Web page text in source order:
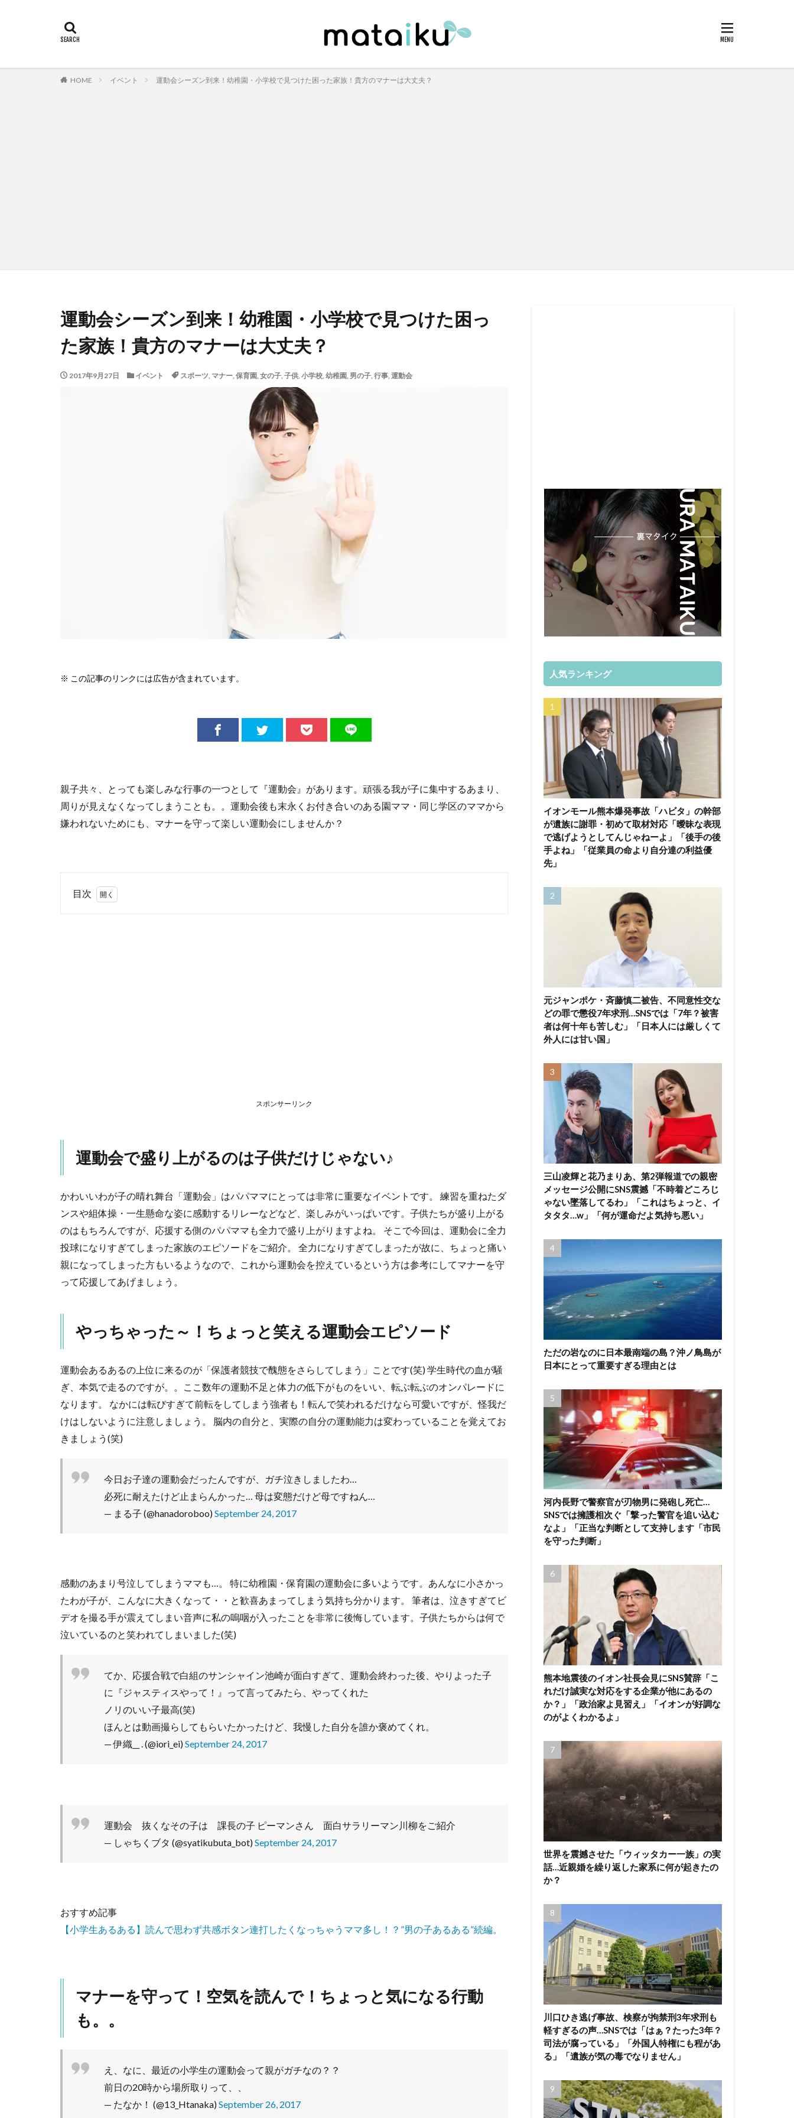
HOME イベント 運動会シーズン到来！幼稚園・小学校で見つけた困った家族！貴方のマナーは大丈夫？
運動会シーズン到来！幼稚園・小学校で見つけた困っ
た家族！貴方のマナーは大丈夫？
2017年9月27日 イベント スポーツ, マナー, 保育園, 女の子, 子供, 小学校, 幼稚園, 男の子, 行事, 運動会
※ この記事のリンクには広告が含まれています。
親子共々、とっても楽しみな行事の一つとして『運動会』があります。頑張る我が子に集中するあまり、
周りが見えなくなってしまうことも。。運動会後も末永くお付き合いのある園ママ・同じ学区のママから
嫌われないためにも、マナーを守って楽しい運動会にしませんか？
目次
2
ちゃ
～！
ちょ
っと
る運
動会
マ
守っ
て！空
気を読
んで！
と気に
なる行
4
まし
ょ
スポンサーリンク
運動会で盛り上がるのは子供だけじゃない♪
かわいいわが子の晴れ舞台「運動会」はパパママにとっては非常に重要なイベントです。 練習を重ねたダ
ンスや組体操・一生懸命な姿に感動するリレーなどなど、楽しみがいっぱいです。子供たちが盛り上がる
のはもちろんですが、応援する側のパパママも全力で盛り上がりますよね。 そこで今回は、運動会に全力
投球になりすぎてしまった家族のエピソードをご紹介。 全力になりすぎてしまったが故に、ちょっと痛い
親になってしまった方もいるようなので、これから運動会を控えているという方は参考にしてマナーを守
って応援してあげましょう。
やっちゃった～！ちょっと笑える運動会エピソード
運動会あるあるの上位に来るのが「保護者競技で醜態をさらしてしまう」ことです(笑) 学生時代の血が騒
ぎ、本気で走るのですが。。ここ数年の運動不足と体力の低下がものをいい、転ぶ転ぶのオンパレードに
なります。 なかには転びすぎて前転をしてしまう強者も！転んで笑われるだけなら可愛いですが、怪我だ
けはしないように注意しましょう。 脳内の自分と、実際の自分の運動能力は変わっていることを覚えてお
きましょう(笑)
今日お子達の運動会だったんですが、ガチ泣きしましたわ…
必死に耐えたけど止まらんかった… 母は変態だけど母ですねん…
— まる子 (@hanadoroboo)September 24, 2017
感動のあまり号泣してしまうママも…。 特に幼稚園・保育園の運動会に多いようです。あんなに小さかっ
たわが子が、こんなに大きくなって・・と歓喜あまってしまう気持ち分かります。 筆者は、泣きすぎてビ
デオを撮る手が震えてしまい音声に私の嗚咽が入ったことを非常に後悔しています。子供たちからは何で
泣いているのと笑われてしまいました(笑)
てか、応援合戦で白組のサンシャイン池崎が面白すぎて、運動会終わった後、やりよった子
に『ジャスティスやって！』って言ってみたら、やってくれた
ノリのいい子最高(笑)
ほんとは動画撮らしてもらいたかったけど、我慢した自分を誰か褒めてくれ。
— 伊織__ . (@iori_ei)September 24, 2017
運動会 抜くなその子は 課長の子 ピーマンさん 面白サラリーマン川柳をご紹介
— しゃちくブタ (@syatikubuta_bot)September 24, 2017
おすすめ記事
【小学生あるある】読んで思わず共感ボタン連打したくなっちゃうママ多し！？”男の子あるある”続編。
マナーを守って！空気を読んで！ちょっと気になる行動
も。。
え、なに、最近の小学生の運動会って親がガチなの？？
前日の20時から場所取りって、、
— たなか！ (@13_Htanaka)September 26, 2017
人気ランキング
イオンモール熊本爆発事故「ハビタ」の幹部
が遺族に謝罪・初めて取材対応「曖昧な表現
で逃げようとしてんじゃねーよ」「後手の後
手よね」「従業員の命より自分達の利益優
先」
元ジャンポケ・斉藤慎二被告、不同意性交な
どの罪で懲役7年求刑…SNSでは「7年？被害
者は何十年も苦しむ」「日本人には厳しくて
外人には甘い国」
三山凌輝と花乃まりあ、第2弾報道での親密
メッセージ公開にSNS震撼「不時着どころじ
ゃない墜落してるわ」「これはちょっと、イ
タタタ…w」「何が運命だよ気持ち悪い」
ただの岩なのに日本最南端の島？沖ノ鳥島が
日本にとって重要すぎる理由とは
河内長野で警察官が刃物男に発砲し死亡…
SNSでは擁護相次ぐ「撃った警官を追い込む
なよ」「正当な判断として支持します「市民
を守った判断」
熊本地震後のイオン社長会見にSNS賛辞「こ
れだけ誠実な対応をする企業が他にあるの
か？」「政治家よ見習え」「イオンが好調な
のがよくわかるよ」
世界を震撼させた「ウィッタカー一族」の実
話…近親婚を繰り返した家系に何が起きたの
か？
川口ひき逃げ事故、検察が拘禁刑3年求刑も
軽すぎるの声…SNSでは「はぁ？たった3年？
司法が腐っている」「外国人特権にも程があ
る」「遺族が気の毒でなりません」